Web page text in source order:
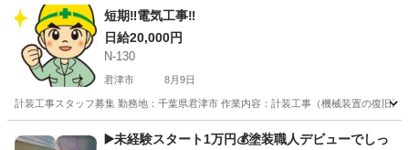
千葉 船橋市 船橋駅 その他
短期‼️電気工事‼️
日給20,000円
N-130
君津市 8月9日
計装工事スタッフ募集 勤務地：千葉県君津市 作業内容：計装工事（機械装置の復旧
建築 土木工事
▶️未経験スタート1万円💰塗装職人デビューでしっ